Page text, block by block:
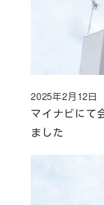
マイナビにて
ました
投稿日
2025年2月12日